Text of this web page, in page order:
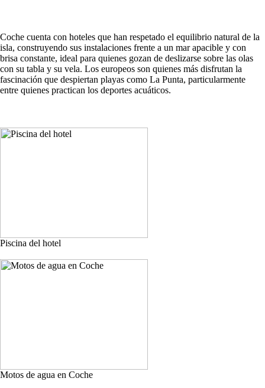
Coche cuenta con hoteles que han respetado el equilibrio natural de la
isla, construyendo sus instalaciones frente a un mar apacible y con
brisa constante, ideal para quienes gozan de deslizarse sobre las olas
con su tabla y su vela. Los europeos son quienes más disfrutan la
fascinación que despiertan playas como La Punta, particularmente
entre quienes practican los deportes acuáticos.
Piscina del hotel
Motos de agua en Coche